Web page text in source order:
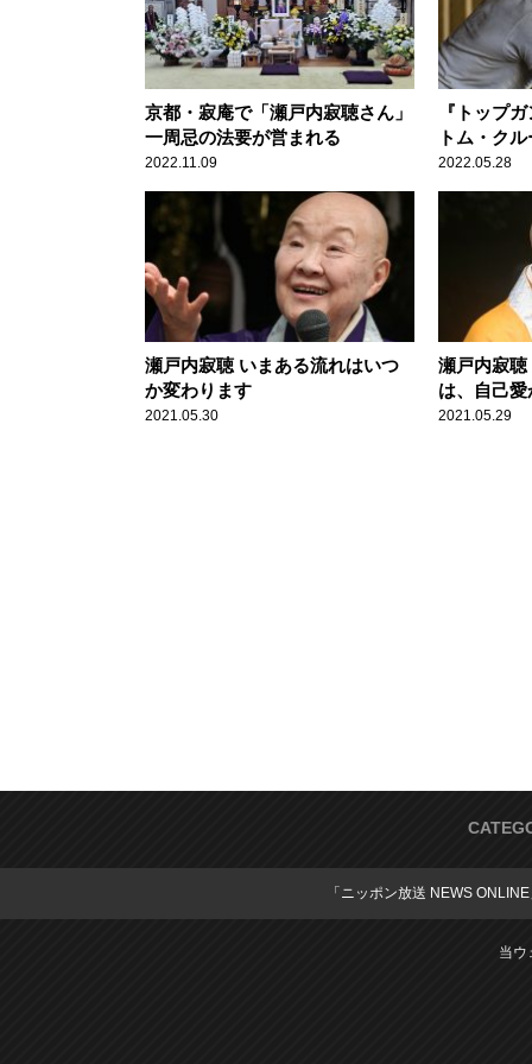
京都・寂庵で「瀬戸内寂聴さん」
一周忌の法要が営まれる
2022.11.09
『トップ
トム・ク
開延期を
へ
2022.05.28
瀬戸内寂聴 いまある流れはいつ
か変わります
2021.05.30
瀬戸内寂
は、自己
2021.05.29
「ニッポン放送 NEWS
当ウ